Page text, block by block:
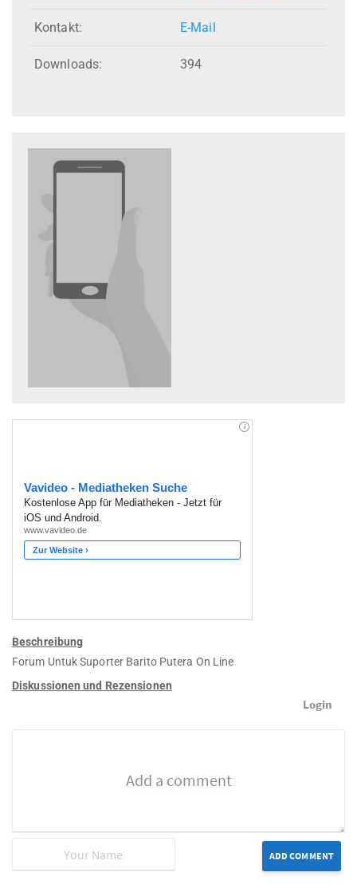
Kontakt: E-Mail
Downloads: 394
Beschreibung
Forum Untuk Suporter Barito Putera On Line
Diskussionen und Rezensionen
Login
ADD COMMENT